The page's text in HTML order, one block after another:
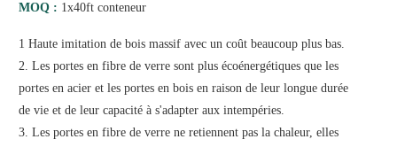
MOQ : 1x40ft conteneur
1 Haute imitation de bois massif avec un coût beaucoup plus bas.
2. Les portes en fibre de verre sont plus écoénergétiques que les
portes en acier et les portes en bois en raison de leur longue durée
de vie et de leur capacité à s'adapter aux intempéries.
3. Les portes en fibre de verre ne retiennent pas la chaleur, elles